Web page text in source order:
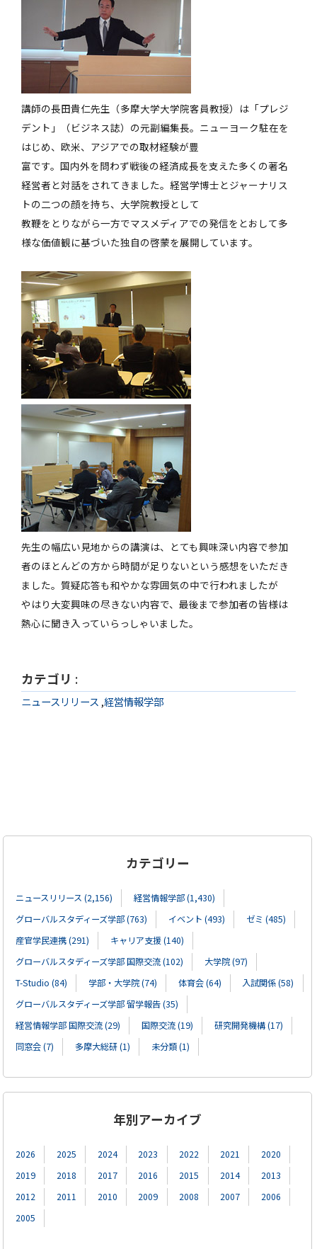
講師の長田貴仁先生（多摩大学大学院客員教授）は「プレジ
デント」（ビジネス誌）の元副編集長。ニューヨーク駐在を
はじめ、欧米、アジアでの取材経験が豊
富です。国内外を問わず戦後の経済成長を支えた多くの著名
経営者と対話をされてきました。経営学博士とジャーナリス
トの二つの顔を持ち、大学院教授として
教鞭をとりながら一方でマスメディアでの発信をとおして多
様な価値観に基づいた独自の啓蒙を展開しています。
先生の幅広い見地からの講演は、とても興味深い内容で参加
者のほとんどの方から時間が足りないという感想をいただき
ました。質疑応答も和やかな雰囲気の中で行われましたが
やはり大変興味の尽きない内容で、最後まで参加者の皆様は
熱心に聞き入っていらっしゃいました。
カテゴリ :
ニュースリリース ,経営情報学部
カテゴリー
ニュースリリース (2,156)
経営情報学部 (1,430)
グローバルスタディーズ学部 (763)
イベント (493)
ゼミ (485)
産官学民連携 (291)
キャリア支援 (140)
グローバルスタディーズ学部 国際交流 (102)
大学院 (97)
T-Studio (84)
学部・大学院 (74) 体育会 (64)
入試関係 (58)
グローバルスタディーズ学部 留学報告 (35)
経営情報学部 国際交流 (29)
国際交流 (19)
研究開発機構 (17)
同窓会 (7)
多摩大総研 (1) 未分類 (1)
年別アーカイブ
2026 2025 2024 2023 2022 2021
2020
2019
2018 2017 2016 2015 2014
2013
2012
2011 2010 2009 2008 2007
2006
2005